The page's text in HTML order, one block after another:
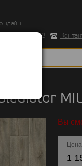
д.43 корпус 3
Вы
Цена
1